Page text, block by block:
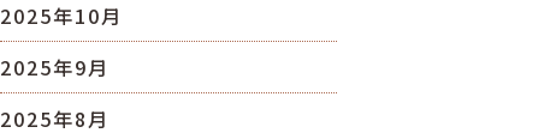
2025年10月
2025年9月
2025年8月